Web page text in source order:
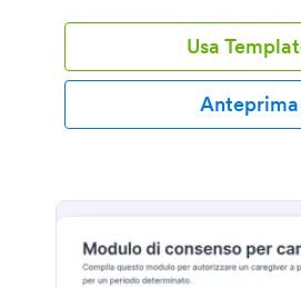
Usa
Anteprima